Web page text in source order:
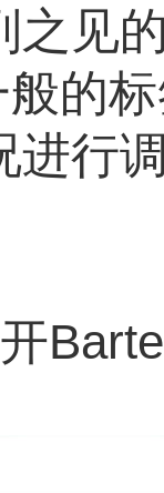
之见
的
进行